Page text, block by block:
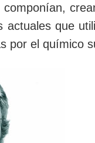
actuales que
por el químico